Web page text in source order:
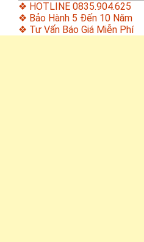
❖ HOTLINE 0835.904.625
❖ Bảo Hành 5 Đến 10 Năm
❖ Tư Vấn Báo Giá Miễn Phí